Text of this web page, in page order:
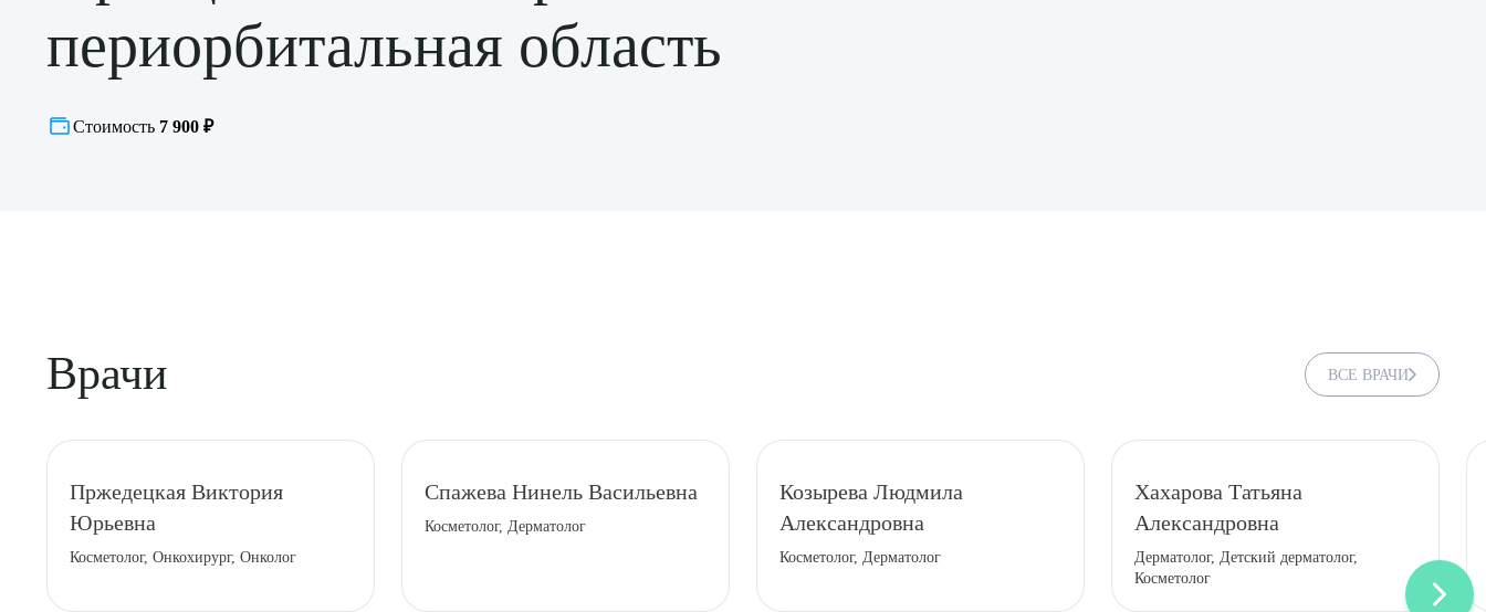
периорбитальная область
Стоимость 7 900 ₽
Врачи ВСЕ ВРАЧИ
Пржедецкая Виктория
Юрьевна
Косметолог, Онкохирург, Онколог
Спажева Нинель Васильевна
Косметолог, Дерматолог
Козырева Людмила
Александровна
Косметолог, Дерматолог
Хахарова Татьяна
Александровна
Дерматолог, Детский дерматолог,
Косметолог
Я даю согласие на
Выберите сопутствующую услугу